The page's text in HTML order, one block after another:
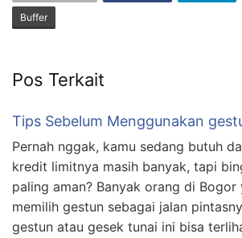
Buffer
Pos Terkait
Tips Sebelum Menggunakan
Pernah nggak, kamu sedang butuh
kredit limitnya masih banyak, tapi
paling aman? Banyak orang di Bogor
memilih gestun sebagai jalan
gestun atau gesek tunai ini bisa